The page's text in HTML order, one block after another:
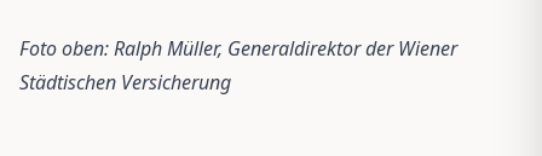
Foto oben: Ralph Müller, Generaldirektor der Wiener
Städtischen Versicherung